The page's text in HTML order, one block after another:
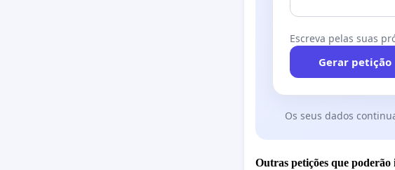
Escreva pelas suas
Gerar petição
Os seus dados
Outras petições que poderão